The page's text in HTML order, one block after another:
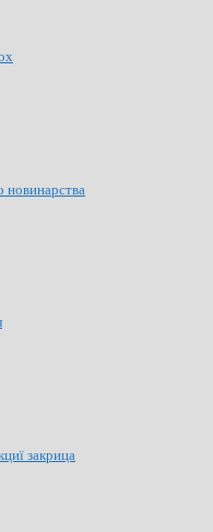
новинарства
закрица